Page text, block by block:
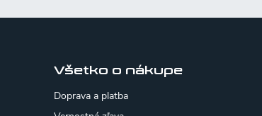
Všetko o nákupe
Doprava a platba